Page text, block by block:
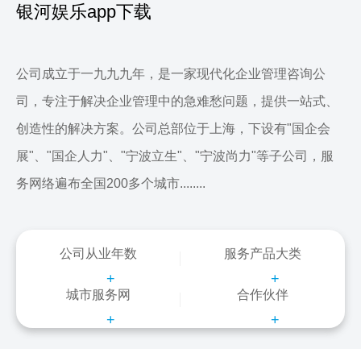
银河娱乐app下载
公司成立于一九九九年，是一家现代化企业管理咨询公
司，专注于解决企业管理中的急难愁问题，提供一站式、
创造性的解决方案。公司总部位于上海，下设有"国企会
展"、"国企人力"、"宁波立生"、"宁波尚力"等子公司，服
务网络遍布全国200多个城市........
公司从业年数
+
服务产品大类
+
城市服务网
+
合作伙伴
+